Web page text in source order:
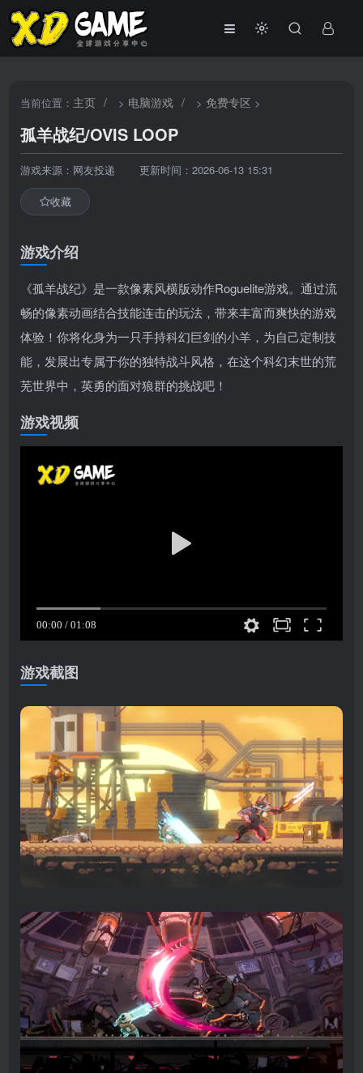
当前位置： 主页 / > 电脑游戏 / > 免费专区 >
孤羊战纪/OVIS LOOP
游戏来源：网友投递 更新时间：2026-06-13 15:31
收藏
游戏介绍
《孤羊战纪》是一款像素风横版动作Roguelite游戏。通过流
畅的像素动画结合技能连击的玩法，带来丰富而爽快的游戏
体验！你将化身为一只手持科幻巨剑的小羊，为自己定制技
能，发展出专属于你的独特战斗风格，在这个科幻末世的荒
芜世界中，英勇的面对狼群的挑战吧！
游戏视频
游戏截图